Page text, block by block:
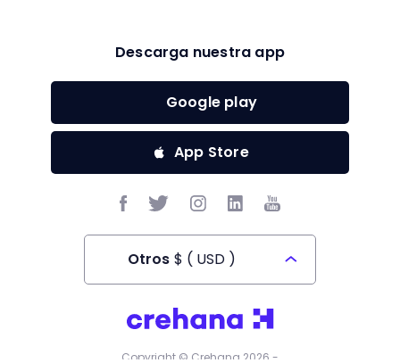
Descarga nuestra app
Google play
App Store
Otros $ ( USD )